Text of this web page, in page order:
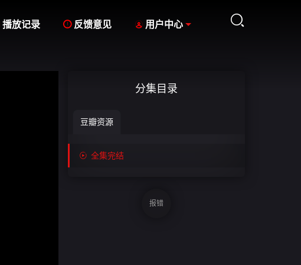

播放记录  反馈意见  用户中心
分集目录
豆瓣资源
 全集完结
报错